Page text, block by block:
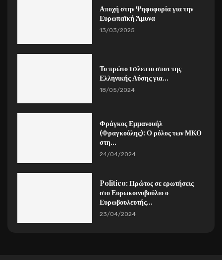
Αποχή στην Ψηφοφορία για την
Ευρωπαϊκή Άμυνα
13/03/2025
Το πρώτο 10λεπτο σποτ της
Ελληνικής Λύσης για...
18/05/2024
Φράγκος Εμμανουήλ
(Φραγκούλης): Ο ρόλος των ΜΚΟ
στη...
24/04/2024
Politico: Πρώτος σε ερωτήσεις
στο Ευρωκοινοβούλιο ο
Ευρωβουλευτής...
23/04/2024